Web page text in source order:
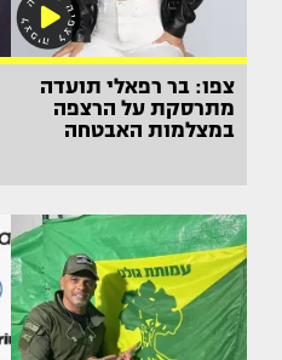
צפו: בר רפאלי תועדה
מתרסקת על הרצפה
במצלמות האבטחה